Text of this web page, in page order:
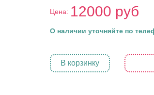
Цена: 12000 руб
О наличии уточняйте по
В корзинку